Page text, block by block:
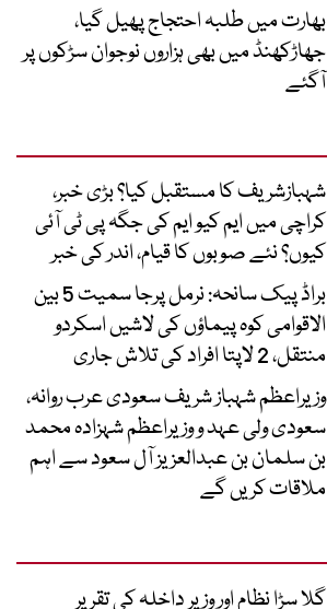
بھارت میں طلبہ احتجاج پھیل گیا،
جھاڑکھنڈ میں بھی ہزاروں نوجوان سڑکوں پر
آگئے
شہبازشریف کا مستقبل کیا؟ بڑی خبر،
کراچی میں ایم کیو ایم کی جگہ پی ٹی آئی
کیوں؟ نئے صوبوں کا قیام، اندر کی خبر
براڈ پیک سانحہ: نرمل پرجا سمیت 5 بین
الاقوامی کوہ پیماؤں کی لاشیں اسکردو
منتقل، 2 لاپتا افراد کی تلاش جاری
وزیراعظم شہباز شریف سعودی عرب روانہ،
سعودی ولی عہد و وزیراعظم شہزادہ محمد
بن سلمان بن عبدالعزیز آل سعود سے اہم
ملاقات کریں گے
گلا سڑا نظام اور وزیر داخلہ کی تقریر